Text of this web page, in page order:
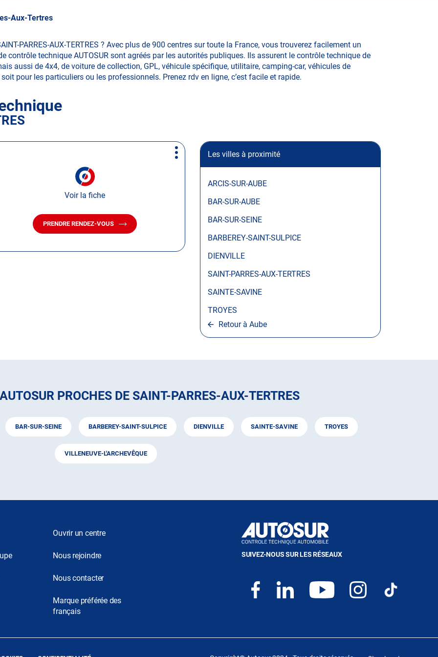
Aux-Tertres
PARRES-AUX-TERTRES ? Avec plus de 900 centres sur toute la France, vous trouverez facilement un
contrôle technique AUTOSUR sont agréés par les autorités publiques. Ils assurent le contrôle technique de
aussi de 4x4, de voiture de collection, GPL, véhicule spécifique, utilitaire, camping-car, véhicules de
pour les particuliers ou les professionnels. Prenez rdv en ligne, c’est facile et rapide.
Les villes à proximité
ARCIS-SUR-AUBE
BAR-SUR-AUBE
BAR-SUR-SEINE
BARBEREY-SAINT-SULPICE
DIENVILLE
SAINT-PARRES-AUX-TERTRES
SAINTE-SAVINE
TROYES
Retour à Aube
Voir la fiche
PRENDRE RENDEZ-VOUS
AVEC
LE
AUTOSUR
Plus
d'options
PROCHES DE SAINT-PARRES-AUX-TERTRES
BAR-SUR-SEINE BARBEREY-SAINT-SULPICE DIENVILLE SAINTE-SAVINE TROYES
VILLENEUVE-L'ARCHEVÊQUE
Ouvrir un centre
Nous rejoindre
Nous contacter
Marque préférée des
français
SUIVEZ-NOUS SUR LES RÉSEAUX